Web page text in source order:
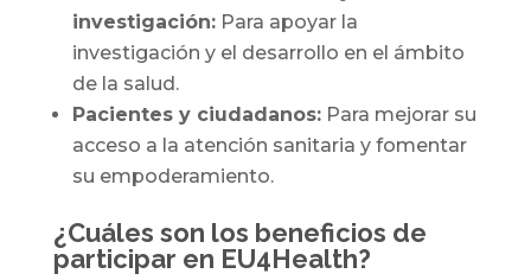
investigación:Para apoyar la
investigación y el desarrollo en el ámbito
de la salud.
Pacientes y ciudadanos:Para mejorar su
acceso a la atención sanitaria y fomentar
su empoderamiento.
¿Cuáles son los beneficios de
participar en EU4Health?